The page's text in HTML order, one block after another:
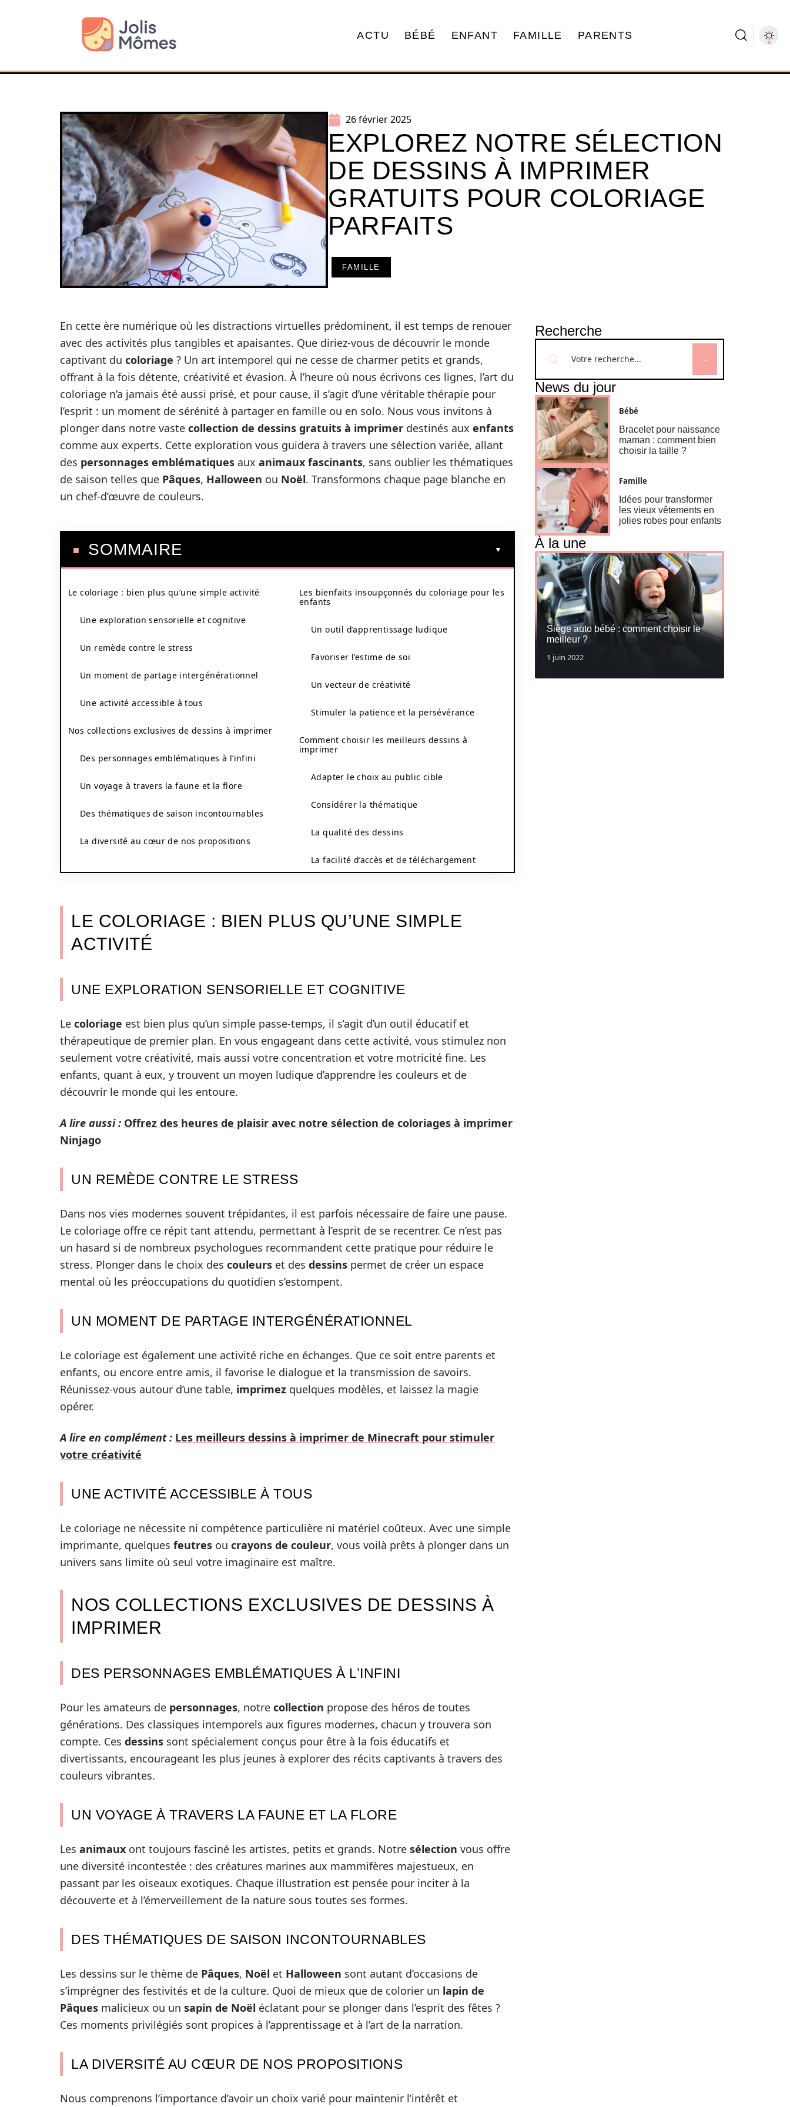
ACTU BÉBÉ ENFANT FAMILLE PARENTS
26 février 2025
EXPLOREZ NOTRE SÉLECTION
DE DESSINS À IMPRIMER
GRATUITS POUR COLORIAGE
PARFAITS
FAMILLE
En cette ère numérique où les distractions virtuelles prédominent, il est temps de renouer
avec des activités plus tangibles et apaisantes. Que diriez-vous de découvrir le monde
captivant du coloriage ? Un art intemporel qui ne cesse de charmer petits et grands,
offrant à la fois détente, créativité et évasion. À l’heure où nous écrivons ces lignes, l’art du
coloriage n’a jamais été aussi prisé, et pour cause, il s’agit d’une véritable thérapie pour
l’esprit : un moment de sérénité à partager en famille ou en solo. Nous vous invitons à
plonger dans notre vaste collection de dessins gratuits à imprimer destinés aux enfants
comme aux experts. Cette exploration vous guidera à travers une sélection variée, allant
des personnages emblématiques aux animaux fascinants, sans oublier les thématiques
de saison telles que Pâques, Halloween ou Noël. Transformons chaque page blanche en
un chef-d’œuvre de couleurs.
SOMMAIRE
Le coloriage : bien plus qu’une simple activité
Une exploration sensorielle et cognitive
Un remède contre le stress
Un moment de partage intergénérationnel
Une activité accessible à tous
Nos collections exclusives de dessins à imprimer
Des personnages emblématiques à l’infini
Un voyage à travers la faune et la flore
Des thématiques de saison incontournables
La diversité au cœur de nos propositions
Les bienfaits insoupçonnés du coloriage pour les
enfants
Un outil d’apprentissage ludique
Favoriser l’estime de soi
Un vecteur de créativité
Stimuler la patience et la persévérance
Comment choisir les meilleurs dessins à
imprimer
Adapter le choix au public cible
Considérer la thématique
La qualité des dessins
La facilité d’accès et de téléchargement
LE COLORIAGE : BIEN PLUS QU’UNE SIMPLE
ACTIVITÉ
UNE EXPLORATION SENSORIELLE ET COGNITIVE
Le coloriage est bien plus qu’un simple passe-temps, il s’agit d’un outil éducatif et
thérapeutique de premier plan. En vous engageant dans cette activité, vous stimulez non
seulement votre créativité, mais aussi votre concentration et votre motricité fine. Les
enfants, quant à eux, y trouvent un moyen ludique d’apprendre les couleurs et de
découvrir le monde qui les entoure.
A lire aussi : Offrez des heures de plaisir avec notre sélection de coloriages à imprimer
Ninjago
UN REMÈDE CONTRE LE STRESS
Dans nos vies modernes souvent trépidantes, il est parfois nécessaire de faire une pause.
Le coloriage offre ce répit tant attendu, permettant à l’esprit de se recentrer. Ce n’est pas
un hasard si de nombreux psychologues recommandent cette pratique pour réduire le
stress. Plonger dans le choix des couleurs et des dessins permet de créer un espace
mental où les préoccupations du quotidien s’estompent.
UN MOMENT DE PARTAGE INTERGÉNÉRATIONNEL
Le coloriage est également une activité riche en échanges. Que ce soit entre parents et
enfants, ou encore entre amis, il favorise le dialogue et la transmission de savoirs.
Réunissez-vous autour d’une table, imprimez quelques modèles, et laissez la magie
opérer.
A lire en complément : Les meilleurs dessins à imprimer de Minecraft pour stimuler
votre créativité
UNE ACTIVITÉ ACCESSIBLE À TOUS
Le coloriage ne nécessite ni compétence particulière ni matériel coûteux. Avec une simple
imprimante, quelques feutres ou crayons de couleur, vous voilà prêts à plonger dans un
univers sans limite où seul votre imaginaire est maître.
NOS COLLECTIONS EXCLUSIVES DE DESSINS À
IMPRIMER
DES PERSONNAGES EMBLÉMATIQUES À L’INFINI
Pour les amateurs de personnages, notre collection propose des héros de toutes
générations. Des classiques intemporels aux figures modernes, chacun y trouvera son
compte. Ces dessins sont spécialement conçus pour être à la fois éducatifs et
divertissants, encourageant les plus jeunes à explorer des récits captivants à travers des
couleurs vibrantes.
UN VOYAGE À TRAVERS LA FAUNE ET LA FLORE
Les animaux ont toujours fasciné les artistes, petits et grands. Notre sélection vous offre
une diversité incontestée : des créatures marines aux mammifères majestueux, en
passant par les oiseaux exotiques. Chaque illustration est pensée pour inciter à la
découverte et à l’émerveillement de la nature sous toutes ses formes.
DES THÉMATIQUES DE SAISON INCONTOURNABLES
Les dessins sur le thème de Pâques, Noël et Halloween sont autant d’occasions de
s’imprégner des festivités et de la culture. Quoi de mieux que de colorier un lapin de
Pâques malicieux ou un sapin de Noël éclatant pour se plonger dans l’esprit des fêtes ?
Ces moments privilégiés sont propices à l’apprentissage et à l’art de la narration.
LA DIVERSITÉ AU CŒUR DE NOS PROPOSITIONS
Nous comprenons l’importance d’avoir un choix varié pour maintenir l’intérêt et
Recherche
News du jour
Bébé
Bracelet pour naissance
maman : comment bien
choisir la taille ?
Famille
Idées pour transformer
les vieux vêtements en
jolies robes pour enfants
À la une
Siège auto bébé : comment choisir le
meilleur ?
1 juin 2022